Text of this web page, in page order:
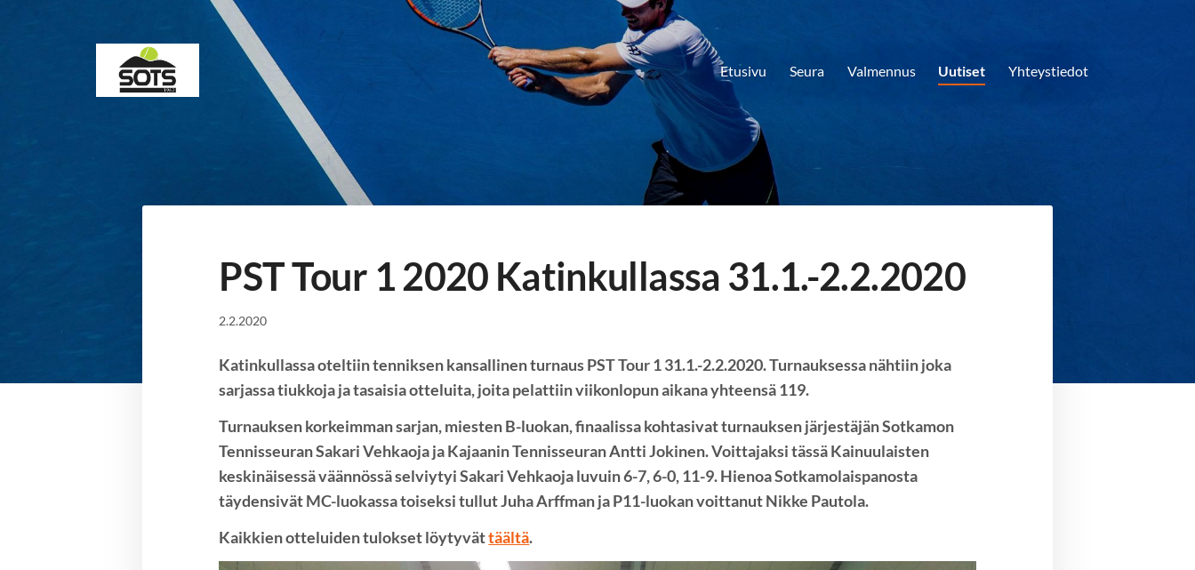
Sotkamon Tennisseura Etusivu Seura Valmennus Uutiset Yhteystiedot
PST Tour 1 2020 Katinkullassa 31.1.-2.2.2020
2.2.2020
Katinkullassa oteltiin tenniksen kansallinen turnaus PST Tour 1 31.1.-2.2.2020. Turnauksessa nähtiin joka
sarjassa tiukkoja ja tasaisia otteluita, joita pelattiin viikonlopun aikana yhteensä 119.
Turnauksen korkeimman sarjan, miesten B-luokan, finaalissa kohtasivat turnauksen järjestäjän Sotkamon
Tennisseuran Sakari Vehkaoja ja Kajaanin Tennisseuran Antti Jokinen. Voittajaksi tässä Kainuulaisten
keskinäisessä väännössä selviytyi Sakari Vehkaoja luvuin 6-7, 6-0, 11-9. Hienoa Sotkamolaispanosta
täydensivät MC-luokassa toiseksi tullut Juha Arffman ja P11-luokan voittanut Nikke Pautola.
Kaikkien otteluiden tulokset löytyvättäältä.